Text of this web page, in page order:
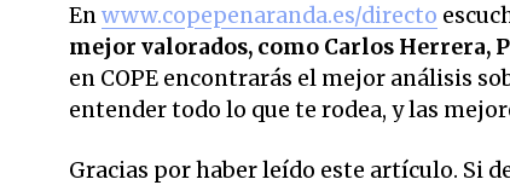
Enwww.copepenaranda.es/directo
mejor valorados, como Carlos Herrera,
en COPE encontrarás el mejor análisis
entender todo lo que te rodea, y las
Gracias por haber leído este artículo. Si